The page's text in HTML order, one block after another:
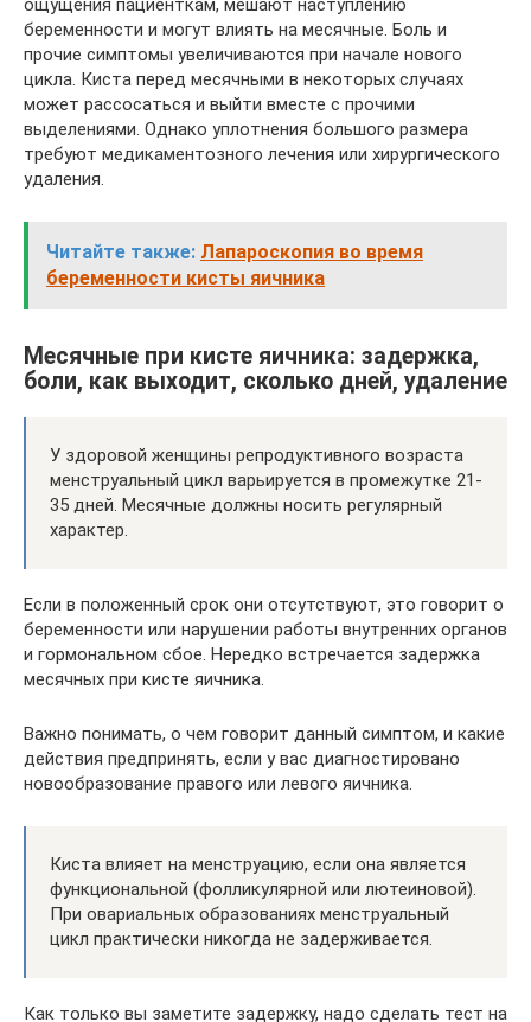
ощущения пациенткам, мешают наступлению
беременности и могут влиять на месячные. Боль и
прочие симптомы увеличиваются при начале нового
цикла. Киста перед месячными в некоторых случаях
может рассосаться и выйти вместе с прочими
выделениями. Однако уплотнения большого размера
требуют медикаментозного лечения или хирургического
удаления.
Читайте также: Лапароскопия во время
беременности кисты яичника
Месячные при кисте яичника: задержка,
боли, как выходит, сколько дней, удаление
У здоровой женщины репродуктивного возраста
менструальный цикл варьируется в промежутке 21-
35 дней. Месячные должны носить регулярный
характер.
Если в положенный срок они отсутствуют, это говорит о
беременности или нарушении работы внутренних органов
и гормональном сбое. Нередко встречается задержка
месячных при кисте яичника.
Важно понимать, о чем говорит данный симптом, и какие
действия предпринять, если у вас диагностировано
новообразование правого или левого яичника.
Киста влияет на менструацию, если она является
функциональной (фолликулярной или лютеиновой).
При овариальных образованиях менструальный
цикл практически никогда не задерживается.
Как только вы заметите задержку, надо сделать тест на